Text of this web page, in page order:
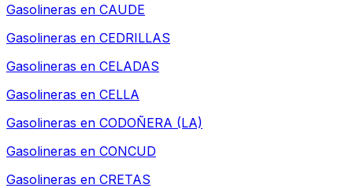
Gasolineras en CAUDE
Gasolineras en CEDRILLAS
Gasolineras en CELADAS
Gasolineras en CELLA
Gasolineras en CODOÑERA (LA)
Gasolineras en CONCUD
Gasolineras en CRETAS